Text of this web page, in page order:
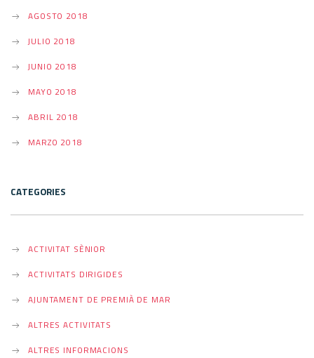
AGOSTO 2018
JULIO 2018
JUNIO 2018
MAYO 2018
ABRIL 2018
MARZO 2018
CATEGORIES
ACTIVITAT SÈNIOR
ACTIVITATS DIRIGIDES
AJUNTAMENT DE PREMIÀ DE MAR
ALTRES ACTIVITATS
ALTRES INFORMACIONS